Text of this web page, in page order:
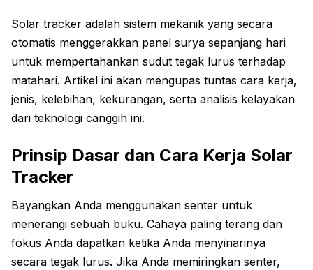
Solar tracker adalah sistem mekanik yang secara
otomatis menggerakkan panel surya sepanjang hari
untuk mempertahankan sudut tegak lurus terhadap
matahari. Artikel ini akan mengupas tuntas cara kerja,
jenis, kelebihan, kekurangan, serta analisis kelayakan
dari teknologi canggih ini.
Prinsip Dasar dan Cara Kerja Solar
Tracker
Bayangkan Anda menggunakan senter untuk
menerangi sebuah buku. Cahaya paling terang dan
fokus Anda dapatkan ketika Anda menyinarinya
secara tegak lurus. Jika Anda memiringkan senter,